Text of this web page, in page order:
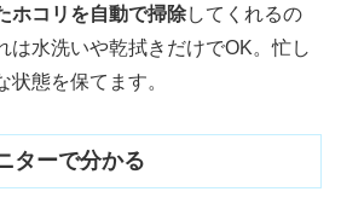
ホコリを自動で掃除してくれるの
は水洗いや乾拭きだけでOK。忙し
状態を保てます。
ターで分かる